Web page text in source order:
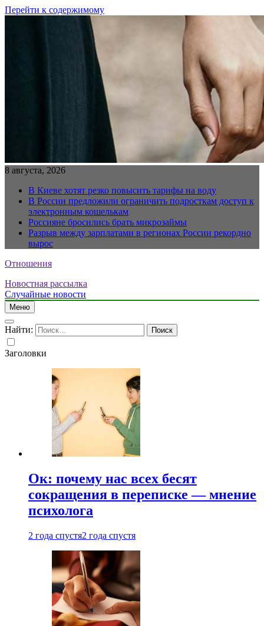
Перейти к содержимому
8 августа, 2026
В Киеве хотят резко повысить тарифы на воду
В России предложили ограничить подросткам доступ к
электронным кошелькам
Россияне бросились брать микрозаймы
Разрыв между зарплатами в регионах России рекордно
вырос
Отношения
Новостная рассылка
Случайные новости
Меню
Найти:
Заголовки
Ок: почему нас всех бесят
сокращения в переписке — мнение
психолога
2 года спустя2 года спустя